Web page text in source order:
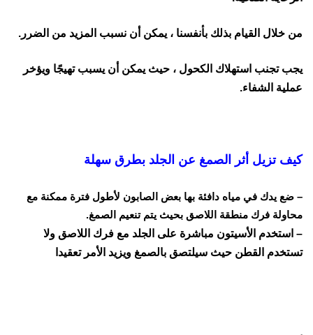
من خلال القيام بذلك بأنفسنا ، يمكن أن نسبب المزيد من الضرر.
يجب تجنب استهلاك الكحول ، حيث يمكن أن يسبب تهيجًا ويؤخر
عملية الشفاء.
كيف تزيل أثر الصمغ عن الجلد بطرق سهلة
– ضع يدك في مياه دافئة بها بعض الصابون لأطول فترة ممكنة مع
محاولة فرك منطقة اللاصق بحيث يتم تنعيم الصمغ.
– استخدم الأسيتون مباشرة على الجلد مع فرك اللاصق ولا
تستخدم القطن حيث سيلتصق بالصمغ ويزيد الأمر تعقيدا